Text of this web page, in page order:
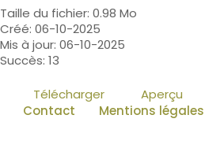
Taille du fichier: 0.98 Mo
Créé: 06-10-2025
Mis à jour: 06-10-2025
Succès: 13
Télécharger
Aperçu
Contact
Mentions légales